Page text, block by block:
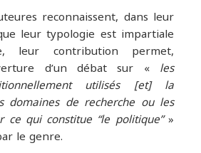
reconnaissent, dans leur
leur typologie est impartiale
leur contribution permet,
d’un débat sur « les
utilisés [et] la
domaines de recherche ou les
ce qui constitue “le politique”»
le genre.